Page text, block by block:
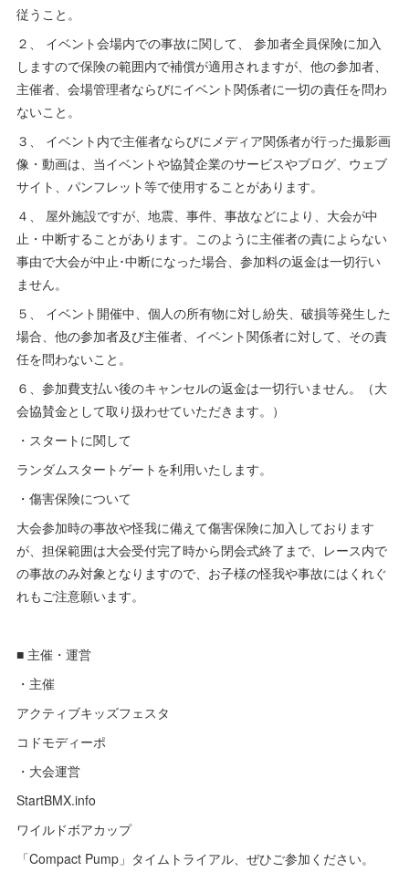
従うこと。
２、 イベント会場内での事故に関して、 参加者全員保険に加入
しますので保険の範囲内で補償が適用されますが、他の参加者、
主催者、会場管理者ならびにイベント関係者に一切の責任を問わ
ないこと。
３、 イベント内で主催者ならびにメディア関係者が行った撮影画
像・動画は、当イベントや協賛企業のサービスやブログ、ウェブ
サイト、パンフレット等で使用することがあります。
４、 屋外施設ですが、地震、事件、事故などにより、大会が中
止・中断することがあります。このように主催者の責によらない
事由で大会が中止･中断になった場合、参加料の返金は一切行い
ません。
５、 イベント開催中、個人の所有物に対し紛失、破損等発生した
場合、他の参加者及び主催者、イベント関係者に対して、その責
任を問わないこと。
６、参加費支払い後のキャンセルの返金は一切行いません。（大
会協賛金として取り扱わせていただきます。）
・スタートに関して
ランダムスタートゲートを利用いたします。
・傷害保険について
大会参加時の事故や怪我に備えて傷害保険に加入しております
が、担保範囲は大会受付完了時から閉会式終了まで、レース内で
の事故のみ対象となりますので、お子様の怪我や事故にはくれぐ
れもご注意願います。
■ 主催・運営
・主催
アクティブキッズフェスタ
コドモディーポ
・大会運営
StartBMX.info
ワイルドボアカップ
「Compact Pump」タイムトライアル、ぜひご参加ください。